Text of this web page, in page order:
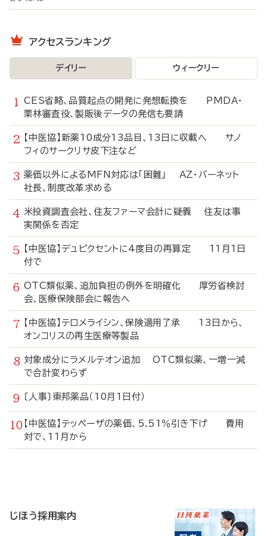
アクセスランキング
デイリー ウィークリー
CES省略、品質起点の開発に発想転換を PMDA・
栗林審査役、製販後データの発信も要請
【中医協】新薬10成分13品目、13日に収載へ サノ
フィのサークリサ皮下注など
薬価以外によるMFN対応は「困難」 AZ・バーネット
社長、制度改革求める
米投資調査会社、住友ファーマ会計に疑義 住友は事
実関係を否定
【中医協】デュピクセントに4度目の再算定 11月1日
付で
OTC類似薬、追加負担の例外を明確化 厚労省検討
会、医療保険部会に報告へ
【中医協】テロメライシン、保険適用了承 13日から、
オンコリスの再生医療等製品
対象成分にラメルテオン追加 OTC類似薬、一増一減
で合計変わらず
〔人事〕東邦薬品（10月1日付）
【中医協】テッペーザの薬価、5.51％引き下げ 費用
対で、11月から
じほう採用案内